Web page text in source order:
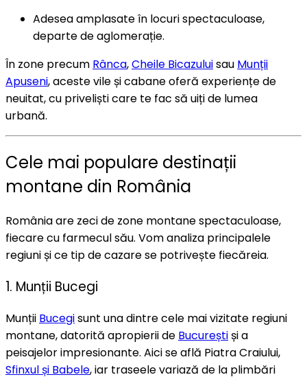
Adesea amplasate în locuri spectaculoase,
departe de aglomerație.
În zone precum Rânca,Cheile Bicazuluisau Munții
Apuseni, aceste vile și cabane oferă experiențe de
neuitat, cu priveliști care te fac să uiți de lumea
urbană.
Cele mai populare destinații
montane din România
România are zeci de zone montane spectaculoase,
fiecare cu farmecul său. Vom analiza principalele
regiuni și ce tip de cazare se potrivește fiecăreia.
1. Munții Bucegi
Munții Bucegisunt una dintre cele mai vizitate regiuni
montane, datorită apropierii de Bucureștiși a
peisajelor impresionante. Aici se află Piatra Craiului,
Sfinxul și Babele, iar traseele variază de la plimbări